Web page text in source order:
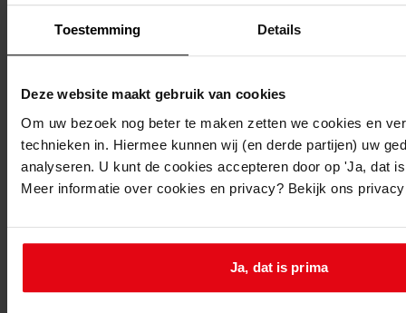
Toestemming Details
Deze website maakt gebruik van cookies
Om uw bezoek nog beter te maken zetten we cookies en
technieken in. Hiermee kunnen wij (en derde partijen) uw
analyseren. U kunt de cookies accepteren door op 'Ja, dat
Meer informatie over cookies en privacy? Bekijk ons
Ja, dat is prima
Oprichten schuur/garage
10-05-1995
Adres:
Venhuizen, De Buurt 74
Perceel: